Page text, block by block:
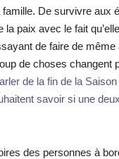
De survivre aux
la paix avec le fait
de faire de même
de choses changent
de la fin de la
savoir si une
des personnes à